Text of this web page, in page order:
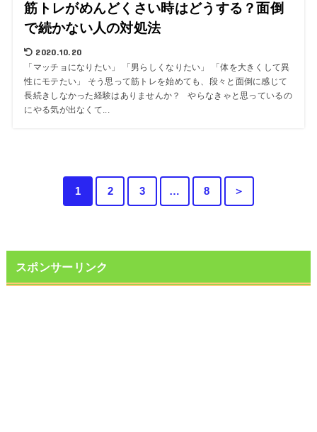
筋トレがめんどくさい時はどうする？面倒
で続かない人の対処法
2020.10.20
「マッチョになりたい」 「男らしくなりたい」 「体を大きくして異
性にモテたい」 そう思って筋トレを始めても、段々と面倒に感じて
長続きしなかった経験はありませんか？ やらなきゃと思っているの
にやる気が出なくて...
1 2 3 … 8 ＞
スポンサーリンク